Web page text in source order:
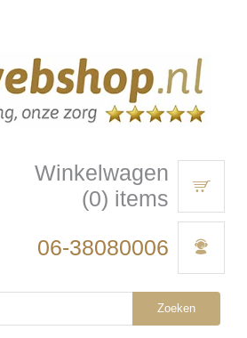
Winkelwagen
(0) items
06-38080006
Zoeken